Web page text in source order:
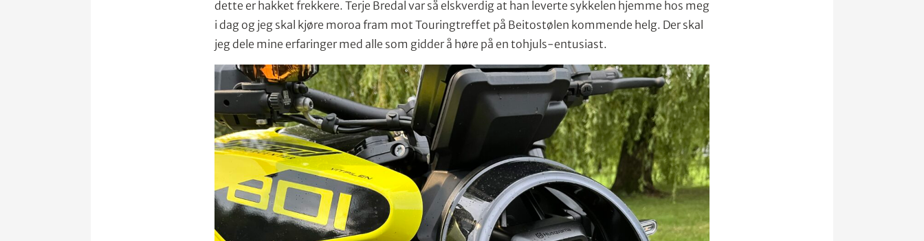
dette er hakket frekkere. Terje Bredal var så elskverdig at han leverte sykkelen hjemme hos meg
i dag og jeg skal kjøre moroa fram mot Touringtreffet på Beitostølen kommende helg. Der skal
jeg dele mine erfaringer med alle som gidder å høre på en tohjuls-entusiast.